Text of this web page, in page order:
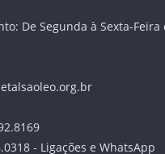
De Segunda à Sexta-Feira
- Ligações e WhatsApp